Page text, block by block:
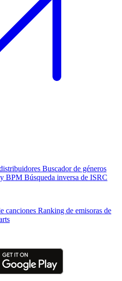
Buscador de géneros
BPM Búsqueda inversa de ISRC
canciones Ranking de emisoras de